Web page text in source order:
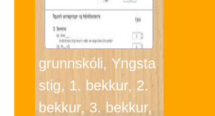
grunnskóli, Yngsta
stig, 1. bekkur, 2.
bekkur, 3. bekkur,